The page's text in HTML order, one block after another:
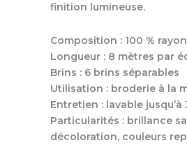
finition lumineuse.
Composition : 100 %
Longueur : 8 mètres par
Brins : 6 brins séparables
Utilisation : broderie à la
Entretien : lavable jusqu’à
Particularités : brillance
décoloration, couleurs